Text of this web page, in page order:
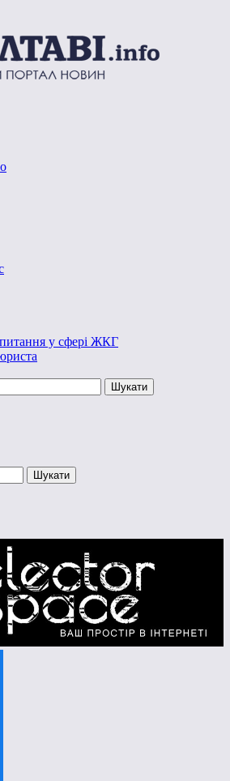
у сфері ЖКГ